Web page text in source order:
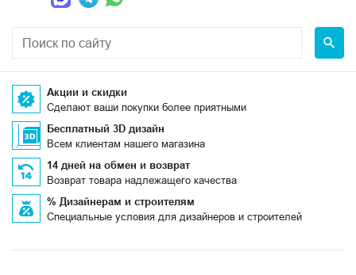
Акции и скидки
Сделают ваши покупки более приятными
Бесплатный 3D дизайн
Всем клиентам нашего магазина
14 дней на обмен и возврат
Возврат товара надлежащего качества
% Дизайнерам и строителям
Специальные условия для дизайнеров и строителей